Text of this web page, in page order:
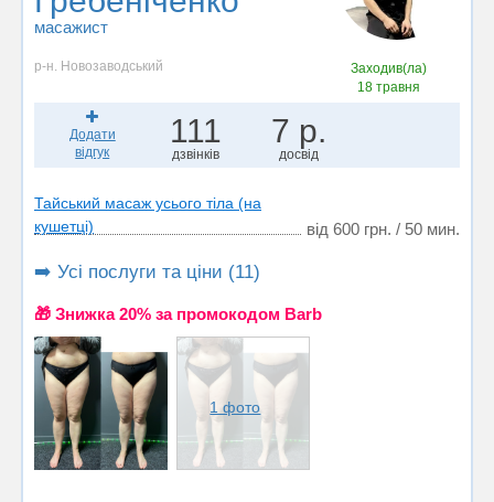
масажист
р-н. Новозаводський
Заходив(ла)
18 травня
Додати
відгук
111
дзвінків
7 р.
досвід
Тайський масаж усього тіла (на
кушетці)
від 600 грн. / 50 мин.
➡️ Усі послуги та ціни (11)
🎁 Знижка 20% за промокодом Barb
1 фото